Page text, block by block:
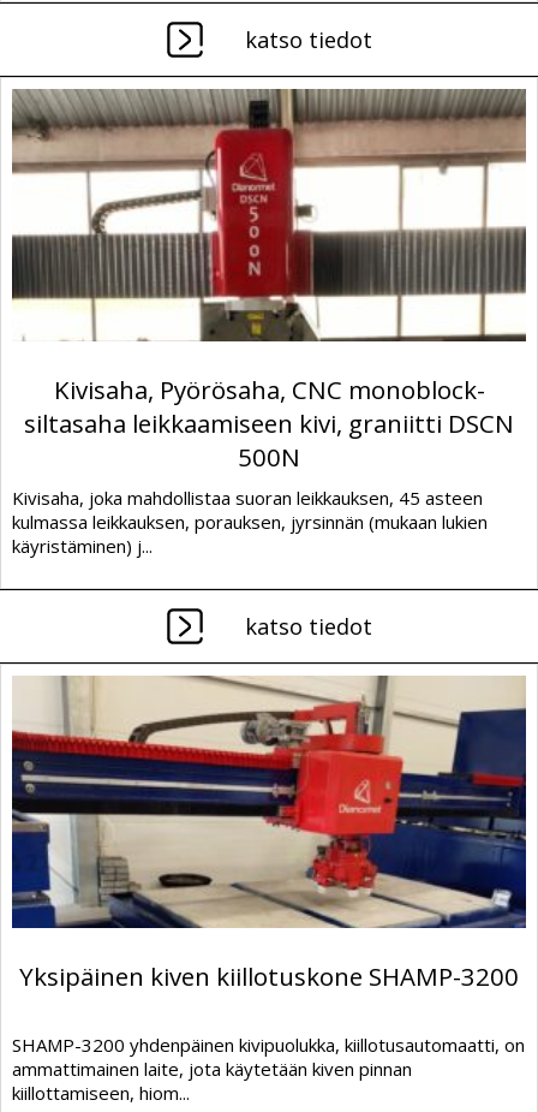
katso tiedot
Kivisaha, Pyörösaha, CNC monoblock-
siltasaha leikkaamiseen kivi, graniitti DSCN
500N
Kivisaha, joka mahdollistaa suoran leikkauksen, 45 asteen
kulmassa leikkauksen, porauksen, jyrsinnän (mukaan lukien
käyristäminen) j...
katso tiedot
Yksipäinen kiven kiillotuskone SHAMP-3200
SHAMP-3200 yhdenpäinen kivipuolukka, kiillotusautomaatti, on
ammattimainen laite, jota käytetään kiven pinnan
kiillottamiseen, hiom...